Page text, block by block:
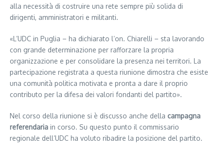
alla necessità di costruire una rete sempre più solida di
dirigenti, amministratori e militanti.
«L’UDC in Puglia – ha dichiarato l’on. Chiarelli – sta lavorando
con grande determinazione per rafforzare la propria
organizzazione e per consolidare la presenza nei territori. La
partecipazione registrata a questa riunione dimostra che esiste
una comunità politica motivata e pronta a dare il proprio
contributo per la difesa dei valori fondanti del partito».
Nel corso della riunione si è discusso anche della campagna
referendaria in corso. Su questo punto il commissario
regionale dell’UDC ha voluto ribadire la posizione del partito.